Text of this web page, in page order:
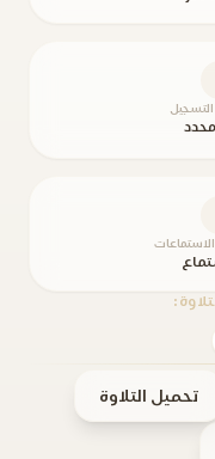
التسجيل
تحميل التلاوة